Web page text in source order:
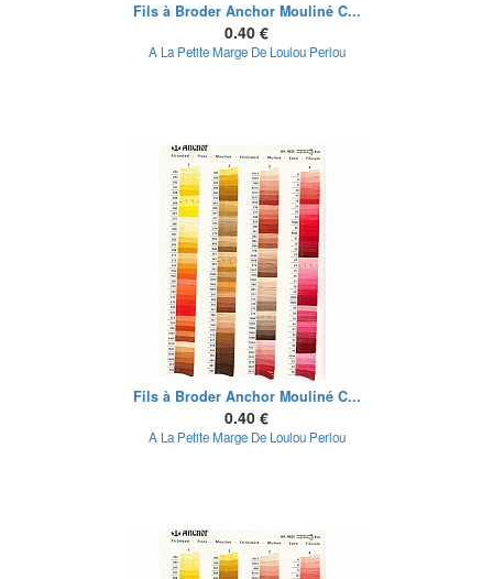
Fils à Broder Anchor Mouliné C...
0.40 €
A La Petite Marge De Loulou Perlou
Fils à Broder Anchor Mouliné C...
0.40 €
A La Petite Marge De Loulou Perlou